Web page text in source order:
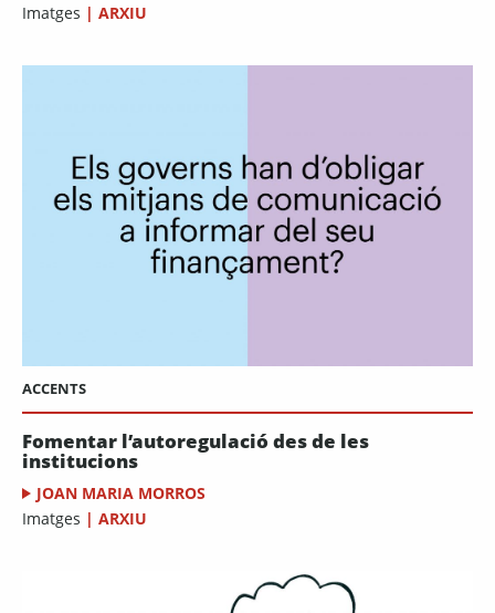
Imatges | ARXIU
ACCENTS
Fomentar l’autoregulació des de les
institucions
JOAN MARIA MORROS
Imatges | ARXIU